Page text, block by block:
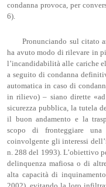
condanna provoca, per
6).
Pronunciando sul citato
ha avuto modo di rilevare in
l’incandidabilità alle cariche
a seguito di condanna
automatica in caso di
in rilievo) – siano dirette «ad
sicurezza pubblica, la tutela
il buon andamento e la
scopo di fronteggiare una
coinvolgente gli interessi
n. 288 del 1993). L’obiettivo
delinquenza mafiosa o di
alta capacità di